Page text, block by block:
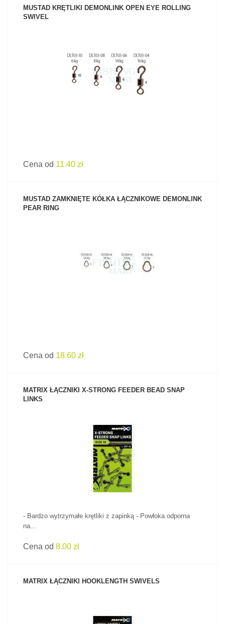
MUSTAD KRĘTLIKI DEMONLINK OPEN EYE ROLLING
SWIVEL
ZOBACZ PRODUKT
Cena od 11.40 zł
MUSTAD ZAMKNIĘTE KÓŁKA ŁĄCZNIKOWE DEMONLINK
PEAR RING
Cena od 18.60 zł
MATRIX ŁĄCZNIKI X-STRONG FEEDER BEAD SNAP
LINKS
ZOBACZ PRODUKT
- Bardzo wytrzymałe krętliki z zapinką - Powłoka odporna
na...
Cena od 8.00 zł
MATRIX ŁĄCZNIKI HOOKLENGTH SWIVELS